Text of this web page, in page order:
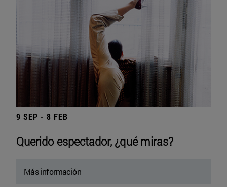
9 SEP - 8 FEB
Querido espectador, ¿qué miras?
Más información